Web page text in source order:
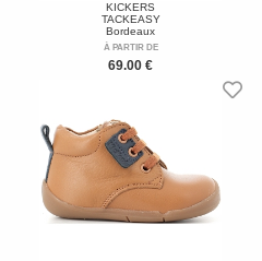
KICKERS
TACKEASY
Bordeaux
À PARTIR DE
69.00 €